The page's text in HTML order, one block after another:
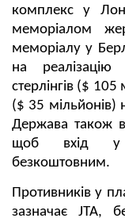
комплекс у
меморіалом
меморіалу у
на реалізацію
стерлінгів ($
($ 35 мільйонів)
Держава також
щоб вхід у
безкоштовним.
Противників у
зазначає JTA,